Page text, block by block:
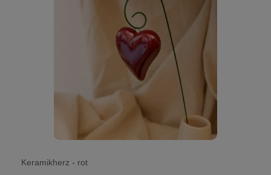
Keramikherz - rot